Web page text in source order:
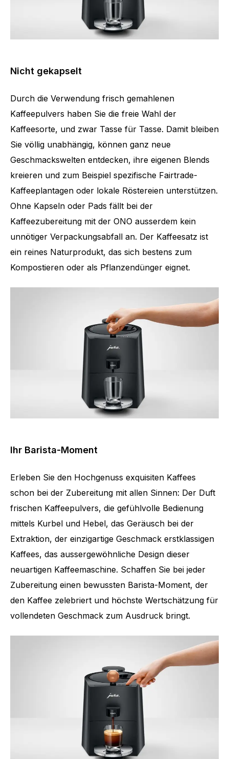
Nicht gekapselt
Durch die Verwendung frisch gemahlenen
Kaffeepulvers haben Sie die freie Wahl der
Kaffeesorte, und zwar Tasse für Tasse. Damit bleiben
Sie völlig unabhängig, können ganz neue
Geschmackswelten entdecken, ihre eigenen Blends
kreieren und zum Beispiel spezifische Fairtrade-
Kaffeeplantagen oder lokale Röstereien unterstützen.
Ohne Kapseln oder Pads fällt bei der
Kaffeezubereitung mit der ONO ausserdem kein
unnötiger Verpackungsabfall an. Der Kaffeesatz ist
ein reines Naturprodukt, das sich bestens zum
Kompostieren oder als Pflanzendünger eignet.
Ihr Barista-Moment
Erleben Sie den Hochgenuss exquisiten Kaffees
schon bei der Zubereitung mit allen Sinnen: Der Duft
frischen Kaffeepulvers, die gefühlvolle Bedienung
mittels Kurbel und Hebel, das Geräusch bei der
Extraktion, der einzigartige Geschmack erstklassigen
Kaffees, das aussergewöhnliche Design dieser
neuartigen Kaffeemaschine. Schaffen Sie bei jeder
Zubereitung einen bewussten Barista-Moment, der
den Kaffee zelebriert und höchste Wertschätzung für
vollendeten Geschmack zum Ausdruck bringt.